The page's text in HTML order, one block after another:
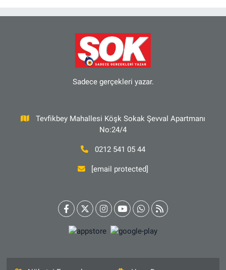
Sadece gerçekleri yazar.
Tevfikbey Mahallesi Köşk Sokak Şevval Apartmanı
No:24/4
0212 541 05 44
[email protected]